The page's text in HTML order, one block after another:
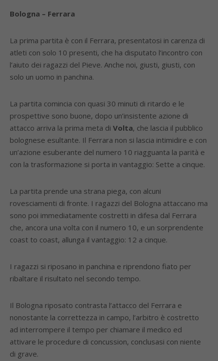
Bologna – Ferrara
La prima partita è con il Ferrara, presentatosi in carenza di
atleti con solo 10 presenti, che ha disputato l’incontro con
l’aiuto dei ragazzi del Pieve. Anche noi, giusti, giusti, con
solo un uomo in panchina.
La partita comincia con quasi 30 minuti di ritardo e le
prospettive sono buone, dopo un’insistente azione di
attacco arriva la prima meta di Volta, che lascia il pubblico
bolognese esultante. Il Ferrara non si lascia intimidire e con
un’azione esuberante del numero 10 riagguanta la parità e
con la trasformazione si porta in vantaggio: Sette a cinque.
La partita prende una strana piega, con alcuni
rovesciamenti di fronte. I ragazzi del Bologna attaccano ma
sono poi immediatamente costretti in difesa dal Ferrara
che, ancora una volta con il numero 10, e un sorprendente
coast to coast, allunga il vantaggio: 12 a cinque.
I ragazzi si riposano in panchina e riprendono fiato per
ribaltare il risultato nel secondo tempo.
Il Bologna riposato contrasta l’attacco del Ferrara e
nonostante la correttezza in campo, l’arbitro è costretto
ad interrompere il tempo per chiamare il medico ed
attivare le procedure di concussion, conclusasi con niente
di grave.